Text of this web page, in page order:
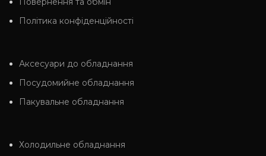
Політика конфіденційності
Аксесуари до обладнання
Посудомийне обладнання
Пакувальне обладнання
Холодильне обладнання